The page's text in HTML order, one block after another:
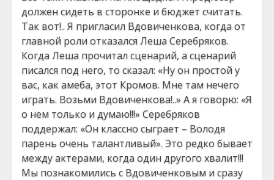
должен сидеть в сторонке и бюджет считать.
Так вот!.. Я пригласил Вдовиченкова, когда от
главной роли отказался Леша Серебряков.
Когда Леша прочитал сценарий, а сценарий
писался под него, то сказал: «Ну он простой у
вас, как амеба, этот Кромов. Мне там нечего
играть. Возьми Вдовиченкова!..» А я говорю: «Я
о нем только и думаю!!!» Серебряков
поддержал: «Он классно сыграет – Володя
парень очень талантливый». Это редко бывает
между актерами, когда один другого хвалит!!!
Мы познакомились с Вдовиченковым и сразу